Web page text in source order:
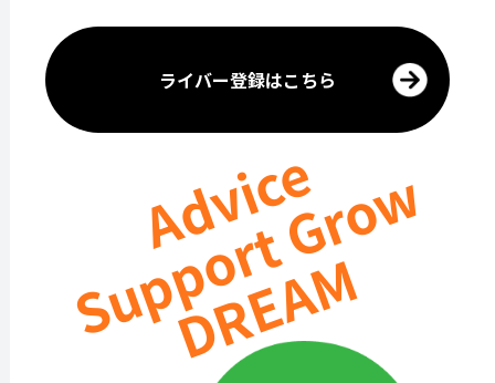
ライバー登録はこちら
Advice
Support Grow
DREAM